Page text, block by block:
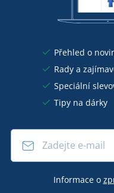
Přehled o
Rady a
Speciální
Tipy na dárky
Informace o